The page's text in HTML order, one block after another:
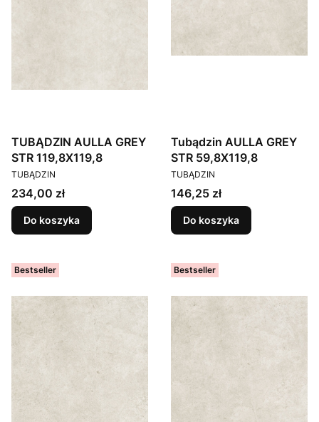
TUBĄDZIN AULLA GREY
STR 119,8X119,8
PRODUCENT
TUBĄDZIN
Cena
234,00 zł
Do koszyka
Tubądzin AULLA GREY
STR 59,8X119,8
PRODUCENT
TUBĄDZIN
Cena
146,25 zł
Do koszyka
Bestseller Bestseller